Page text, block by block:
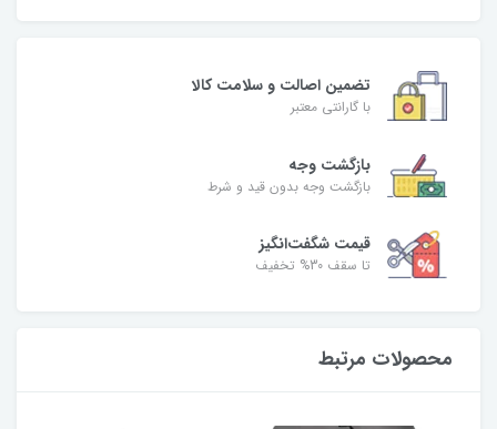
تضمین اصالت و سلامت کالا
با گارانتی معتبر
بازگشت وجه
بازگشت وجه بدون قید و شرط
قیمت شگفت‌انگیز
تا سقف 30% تخفیف
محصولات مرتبط